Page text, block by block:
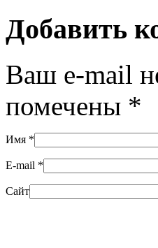
Добавить
Ваш e-mail
помечены *
Имя *
E-mail *
Сайт